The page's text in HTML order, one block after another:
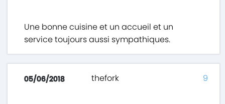
Une bonne cuisine et un accueil et un
service toujours aussi sympathiques.
05/06/2018 thefork 9